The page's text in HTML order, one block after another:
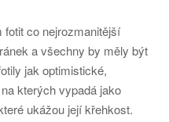
co nejrozmanitější
a všechny by měly být
jak optimistické,
kterých vypadá jako
ukážou její křehkost.